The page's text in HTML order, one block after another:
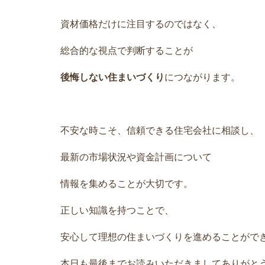
資材価格だけに注目するのではなく、
総合的な視点で判断することが
後悔しない住まいづくり につながります。
不安な時こそ、信頼できる住宅会社に相談し、
最新の市場状況や資金計画について
情報を集めることが大切です。
正しい知識を持つことで、
安心して理想の住まいづくりを進めることがで